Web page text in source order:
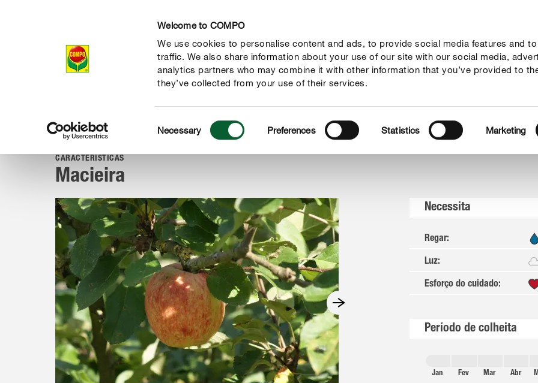
Welcome to COMPO
We use cookies to personalise content and ads, to provide social media features and
traffic. We also share information about your use of our site with our social media,
analytics partners who may combine it with other information that you’ve provided to
they’ve collected from your use of their services.
Selection
Necessary Preferences Statistics Marketing
Produtos Guia Serviço Quem somos
COMPOGuia Plantas de A a Z Ervas aromáticas, frutas e legumes
CARACTERÍSTICAS
Macieira
Necessita
Regar:
Luz:
Esforço do cuidado:
Período de colheita
Jan Fev Mar Abr